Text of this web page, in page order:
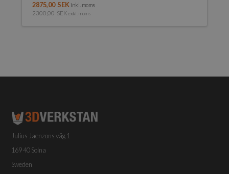
2875,00 SEK inkl. moms
2300,00 SEK exkl. moms
Julius Jaenzons väg 1
169 40 Solna
Sweden